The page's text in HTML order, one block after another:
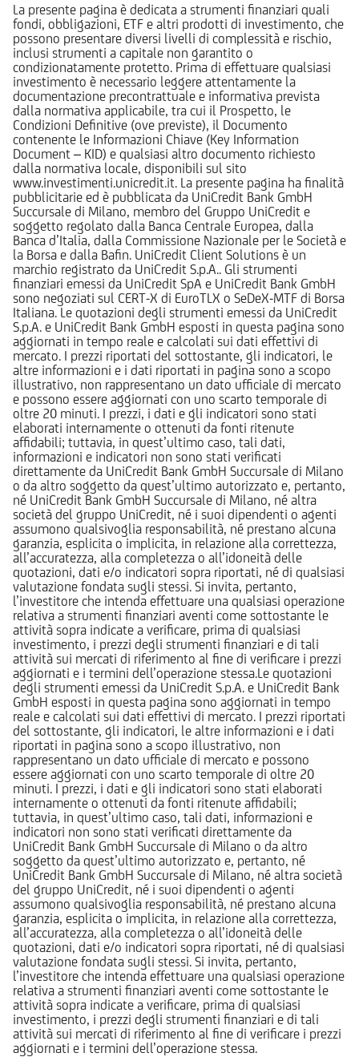
La presente pagina è dedicata a strumenti finanziari quali
fondi, obbligazioni, ETF e altri prodotti di investimento, che
possono presentare diversi livelli di complessità e rischio,
inclusi strumenti a capitale non garantito o
condizionatamente protetto. Prima di effettuare qualsiasi
investimento è necessario leggere attentamente la
documentazione precontrattuale e informativa prevista
dalla normativa applicabile, tra cui il Prospetto, le
Condizioni Definitive (ove previste), il Documento
contenente le Informazioni Chiave (Key Information
Document – KID) e qualsiasi altro documento richiesto
dalla normativa locale, disponibili sul sito
www.investimenti.unicredit.it. La presente pagina ha finalità
pubblicitarie ed è pubblicata da UniCredit Bank GmbH
Succursale di Milano, membro del Gruppo UniCredit e
soggetto regolato dalla Banca Centrale Europea, dalla
Banca d’Italia, dalla Commissione Nazionale per le Società e
la Borsa e dalla Bafin. UniCredit Client Solutions è un
marchio registrato da UniCredit S.p.A.. Gli strumenti
finanziari emessi da UniCredit SpA e UniCredit Bank GmbH
sono negoziati sul CERT-X di EuroTLX o SeDeX-MTF di Borsa
Italiana. Le quotazioni degli strumenti emessi da UniCredit
S.p.A. e UniCredit Bank GmbH esposti in questa pagina sono
aggiornati in tempo reale e calcolati sui dati effettivi di
mercato. I prezzi riportati del sottostante, gli indicatori, le
altre informazioni e i dati riportati in pagina sono a scopo
illustrativo, non rappresentano un dato ufficiale di mercato
e possono essere aggiornati con uno scarto temporale di
oltre 20 minuti. I prezzi, i dati e gli indicatori sono stati
elaborati internamente o ottenuti da fonti ritenute
affidabili; tuttavia, in quest’ultimo caso, tali dati,
informazioni e indicatori non sono stati verificati
direttamente da UniCredit Bank GmbH Succursale di Milano
o da altro soggetto da quest’ultimo autorizzato e, pertanto,
né UniCredit Bank GmbH Succursale di Milano, né altra
società del gruppo UniCredit, né i suoi dipendenti o agenti
assumono qualsivoglia responsabilità, né prestano alcuna
garanzia, esplicita o implicita, in relazione alla correttezza,
all’accuratezza, alla completezza o all’idoneità delle
quotazioni, dati e/o indicatori sopra riportati, né di qualsiasi
valutazione fondata sugli stessi. Si invita, pertanto,
l’investitore che intenda effettuare una qualsiasi operazione
relativa a strumenti finanziari aventi come sottostante le
attività sopra indicate a verificare, prima di qualsiasi
investimento, i prezzi degli strumenti finanziari e di tali
attività sui mercati di riferimento al fine di verificare i prezzi
aggiornati e i termini dell’operazione stessa.Le quotazioni
degli strumenti emessi da UniCredit S.p.A. e UniCredit Bank
GmbH esposti in questa pagina sono aggiornati in tempo
reale e calcolati sui dati effettivi di mercato. I prezzi riportati
del sottostante, gli indicatori, le altre informazioni e i dati
riportati in pagina sono a scopo illustrativo, non
rappresentano un dato ufficiale di mercato e possono
essere aggiornati con uno scarto temporale di oltre 20
minuti. I prezzi, i dati e gli indicatori sono stati elaborati
internamente o ottenuti da fonti ritenute affidabili;
tuttavia, in quest’ultimo caso, tali dati, informazioni e
indicatori non sono stati verificati direttamente da
UniCredit Bank GmbH Succursale di Milano o da altro
soggetto da quest’ultimo autorizzato e, pertanto, né
UniCredit Bank GmbH Succursale di Milano, né altra società
del gruppo UniCredit, né i suoi dipendenti o agenti
assumono qualsivoglia responsabilità, né prestano alcuna
garanzia, esplicita o implicita, in relazione alla correttezza,
all’accuratezza, alla completezza o all’idoneità delle
quotazioni, dati e/o indicatori sopra riportati, né di qualsiasi
valutazione fondata sugli stessi. Si invita, pertanto,
l’investitore che intenda effettuare una qualsiasi operazione
relativa a strumenti finanziari aventi come sottostante le
attività sopra indicate a verificare, prima di qualsiasi
investimento, i prezzi degli strumenti finanziari e di tali
attività sui mercati di riferimento al fine di verificare i prezzi
aggiornati e i termini dell’operazione stessa.